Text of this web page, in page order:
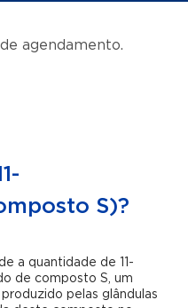
agendamento.
S)?
a quantidade de 11-
de composto S, um
pelas glândulas